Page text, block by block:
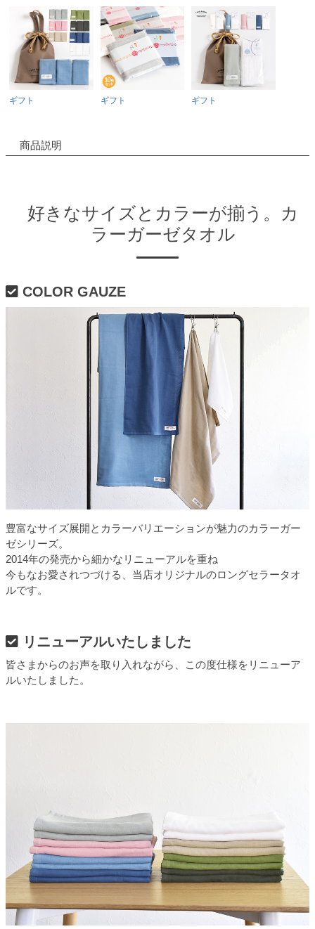
ギフト ギフト ギフト
商品説明
好きなサイズとカラーが揃う。カ
ラーガーゼタオル
COLOR GAUZE
豊富なサイズ展開とカラーバリエーションが魅力のカラーガー
ゼシリーズ。
2014年の発売から細かなリニューアルを重ね
今もなお愛されつづける、当店オリジナルのロングセラータオ
ルです。
リニューアルいたしました
皆さまからのお声を取り入れながら、この度仕様をリニューア
ルいたしました。